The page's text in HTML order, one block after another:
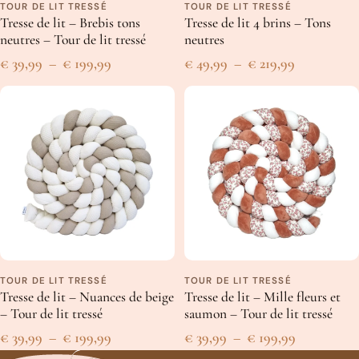
Tissu de coton respirant certifié Oeko-Tex
Rembourrage coton PP respirant certifié Oeko-Tex
de hauteur
Disponible en plusieurs tailles
Fabriqué en Belgique
Comme nos créations sont faites à la main, les dimensions
peuvent varier légèrement.
Nos tresses sont lavables en machine à basse température
tours/minute maximum
qu’elles ne s’abîment en machine.
TOUR DE LIT TRESSÉ
Tresse de lit – Brebis tons
neutres – Tour de lit tressé
€ 39,99 – € 199,99
de
prix :
€ 39,99
à
€ 199,99
TOUR DE LIT TRESSÉ
Tresse de lit 4 brins – Tons
neutres
€ 49,99 – € 219,99
de
prix :
€ 49,99
à
€ 219,99
TOUR DE LIT TRESSÉ
Tresse de lit – Nuances de beige
– Tour de lit tressé
€ 39,99 – € 199,99
TOUR DE LIT TRESSÉ
Tresse de lit – Mille fleurs et
saumon – Tour de lit tressé
€ 39,99 – € 199,99